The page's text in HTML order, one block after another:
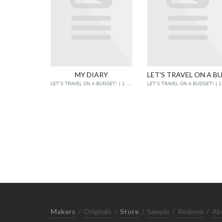
MY DIARY
LET'S TRAVEL ON A BUDGET! | 1 POST
Makers / Originals / Store / Sample / Redeem /